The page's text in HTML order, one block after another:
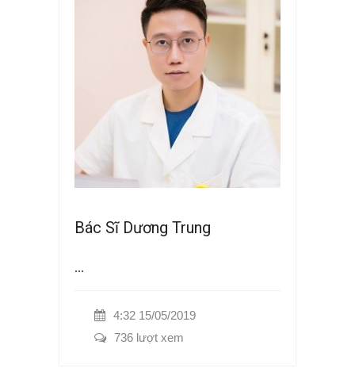
Bác Sĩ Dương Trung
...
4:32 15/05/2019
736 lượt xem